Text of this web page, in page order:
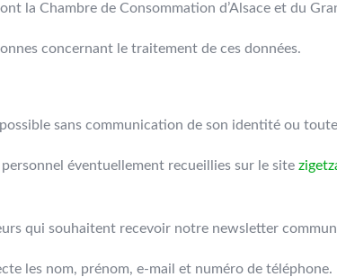
la Chambre de Consommation d’Alsace et du
concernant le traitement de ces données.
sans communication de son identité ou
éventuellement recueillies sur le site
qui souhaitent recevoir notre newsletter
les nom, prénom, e-mail et numéro de téléphone.